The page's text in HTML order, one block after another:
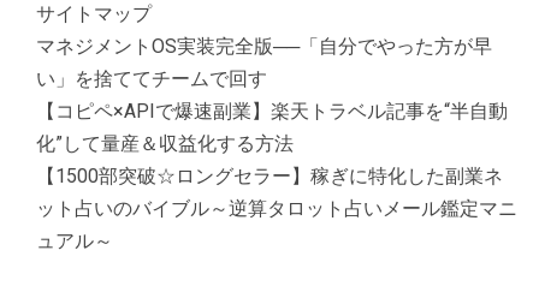
サイトマップ
マネジメントOS実装完全版──「自分でやった方が早
い」を捨ててチームで回す
【コピペ×APIで爆速副業】楽天トラベル記事を“半自動
化”して量産＆収益化する方法
【1500部突破☆ロングセラー】稼ぎに特化した副業ネ
ット占いのバイブル～逆算タロット占いメール鑑定マニ
ュアル～